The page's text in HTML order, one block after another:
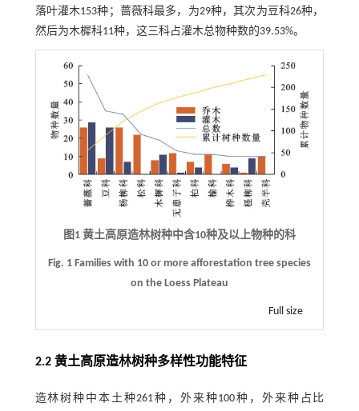
落叶灌木153种；蔷薇科最多，为29种，其次为豆科26种，
然后为木樨科11种，这三科占灌木总物种数的39.53%。
图1 黄土高原造林树种中含10种及以上物种的科
Fig. 1 Families with 10 or more afforestation tree species
on the Loess Plateau
Full size
2.2 黄土高原造林树种多样性功能特征
造林树种中本土种261种，外来种100种，外来种占比